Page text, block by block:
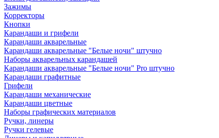
Зажимы
Корректоры
Кнопки
Карандаши и грифели
Карандаши акварельные
Карандаши акварельные "Белые ночи" штучно
Наборы акварельных карандашей
Карандаши акварельные "Белые ночи" Pro штучно
Карандаши графитные
Грифели
Карандаши механические
Карандаши цветные
Наборы графических материалов
Ручки, линеры
Ручки гелевые